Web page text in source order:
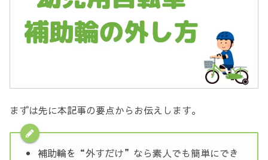
まずは先に本記事の要点からお伝えします。
補助輪を“外すだけ”なら素人でも簡単にでき